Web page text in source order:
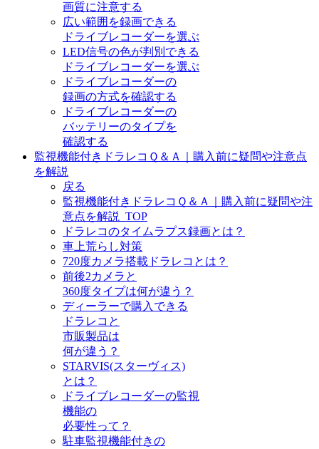
画質に注意する
広い範囲を録画できる
ドライブレコーダーを選ぶ
LED信号の色が判別できる
ドライブレコーダーを選ぶ
ドライブレコーダーの
録画の方式を確認する
ドライブレコーダーの
バッテリーのタイプを
確認する
監視機能付きドラレコＱ＆Ａ｜購入前に疑問や注意点
を解説
戻る
監視機能付きドラレコＱ＆Ａ｜購入前に疑問や注
意点を解説_TOP
ドラレコのタイムラプス録画とは？
車上荒らし対策
720度カメラ搭載ドラレコとは？
前後2カメラと
360度タイプは何が違う？
ディーラーで購入できる
ドラレコと
市販製品は
何が違う？
STARVIS(スターヴィス)
とは？
ドライブレコーダーの監視
機能の
必要性って？
駐車監視機能付きの